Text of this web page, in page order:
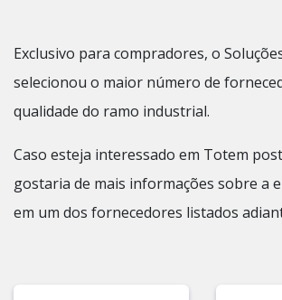
Exclusivo para compradores, o
selecionou o maior número de
qualidade do ramo industrial.
Caso esteja interessado em Totem
gostaria de mais informações sobre a
em um dos fornecedores listados